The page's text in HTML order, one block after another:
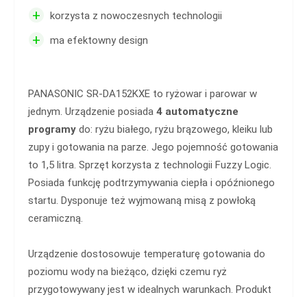
+ korzysta z nowoczesnych technologii
+ ma efektowny design
PANASONIC SR-DA152KXE to ryżowar i parowar w
jednym. Urządzenie posiada 4 automatyczne
programy do: ryżu białego, ryżu brązowego, kleiku lub
zupy i gotowania na parze. Jego pojemność gotowania
to 1,5 litra. Sprzęt korzysta z technologii Fuzzy Logic.
Posiada funkcję podtrzymywania ciepła i opóźnionego
startu. Dysponuje też wyjmowaną misą z powłoką
ceramiczną.
Urządzenie dostosowuje temperaturę gotowania do
poziomu wody na bieżąco, dzięki czemu ryż
przygotowywany jest w idealnych warunkach. Produkt